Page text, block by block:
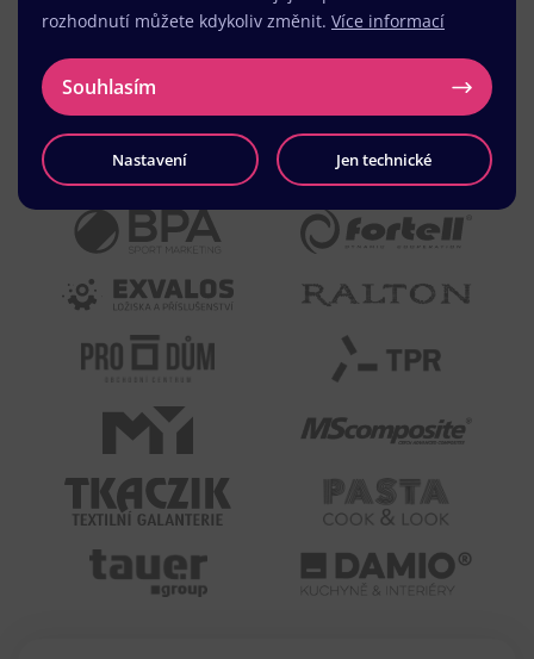
rozhodnutí můžete kdykoliv změnit. Více informací
Souhlasím
Nastavení Jen technické